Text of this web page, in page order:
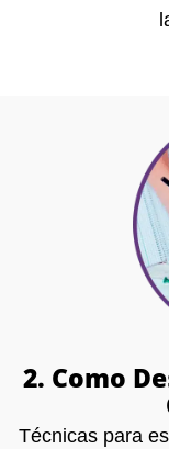
2. Como
Técnicas para